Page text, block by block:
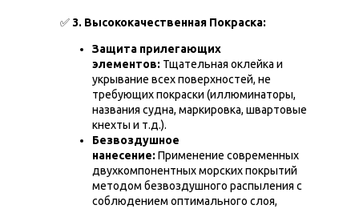
✅ 3. Высококачественная Покраска:
Защита прилегающих
элементов: Тщательная оклейка и
укрывание всех поверхностей, не
требующих покраски (иллюминаторы,
названия судна, маркировка, швартовые
кнехты и т.д.).
Безвоздушное
нанесение: Применение современных
двухкомпонентных морских покрытий
методом безвоздушного распыления с
соблюдением оптимального слоя,